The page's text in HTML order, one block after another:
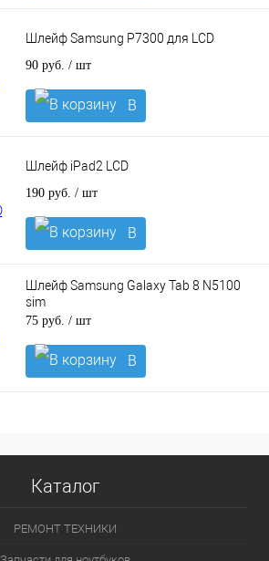
корзину
Шлейф Samsung P7300 для LCD
90 руб. / шт
В
корзину
Шлейф iPad2 LCD
190 руб. / шт
В
корзину
Шлейф Samsung Galaxy Tab 8 N5100
sim
75 руб. / шт
В
корзину
Каталог
РЕМОНТ ТЕХНИКИ